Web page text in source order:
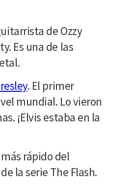
de Ozzy
Es una de las
. El primer
mundial. Lo vieron
¡Elvis estaba en la
rápido del
la serie The Flash.